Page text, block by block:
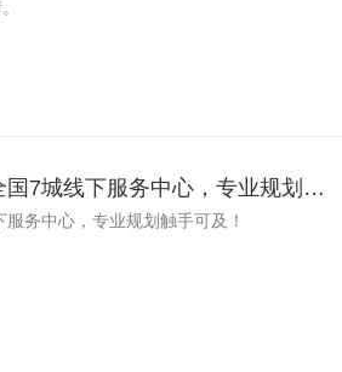
7城线下服务中心，专业规划触
务中心，专业规划触手可及！